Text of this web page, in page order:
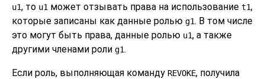
u1, то u1 может отзывать права на использование t1,
которые записаны как данные ролью g1. В том числе
это могут быть права, данные ролью u1, а также
другими членами роли g1.
Если роль, выполняющая команду REVOKE, получила